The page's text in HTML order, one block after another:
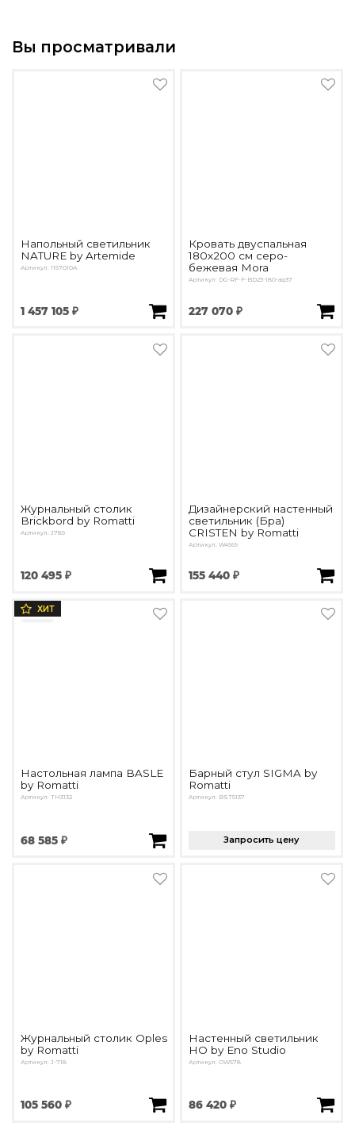
Вы просматривали
Напольный светильник
NATURE by Artemide
Артикул: 1157010A
1 457 105 ₽
Кровать двуспальная
180х200 см серо-
бежевая Mora
Артикул: DG-RF-F-BD23-180-aq37
227 070 ₽
Журнальный столик
Brickbord by Romatti
Артикул: J789
120 495 ₽
Дизайнерский настенный
светильник (Бра)
CRISTEN by Romatti
Артикул: W4569
155 440 ₽
ХИТ
Настольная лампа BASLE
by Romatti
Артикул: TH3132
68 585 ₽
Барный стул SIGMA by
Romatti
Артикул: BST5137
Запросить цену
Журнальный столик Oples
by Romatti
Артикул: J-718
105 560 ₽
Настенный светильник
HO by Eno Studio
Артикул: OW578
86 420 ₽